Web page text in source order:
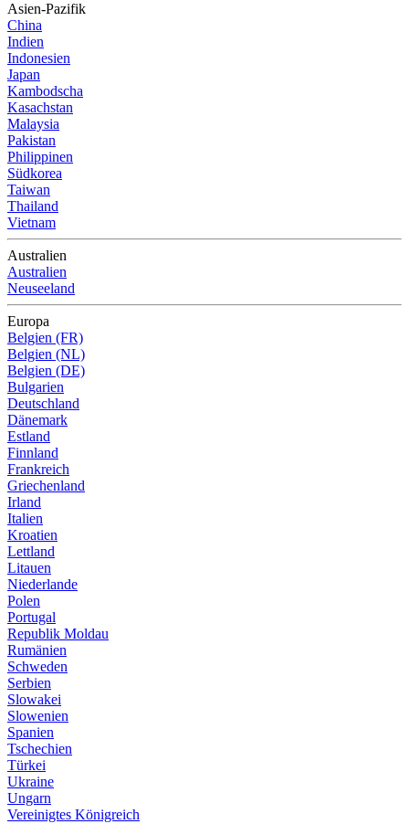
Asien-Pazifik
China
Indien
Indonesien
Japan
Kambodscha
Kasachstan
Malaysia
Pakistan
Philippinen
Südkorea
Taiwan
Thailand
Vietnam
Australien
Australien
Neuseeland
Europa
Belgien (FR)
Belgien (NL)
Belgien (DE)
Bulgarien
Deutschland
Dänemark
Estland
Finnland
Frankreich
Griechenland
Irland
Italien
Kroatien
Lettland
Litauen
Niederlande
Polen
Portugal
Republik Moldau
Rumänien
Schweden
Serbien
Slowakei
Slowenien
Spanien
Tschechien
Türkei
Ukraine
Ungarn
Vereinigtes Königreich